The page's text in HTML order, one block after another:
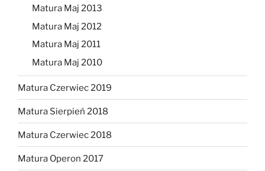
Matura Maj 2013
Matura Maj 2012
Matura Maj 2011
Matura Maj 2010
Matura Czerwiec 2019
Matura Sierpień 2018
Matura Czerwiec 2018
Matura Operon 2017